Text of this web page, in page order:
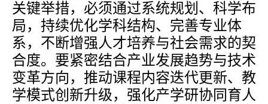
关键举措，必须通过系统规划、科学布
局，持续优化学科结构、完善专业体
系，不断增强人才培养与社会需求的契
合度。要紧密结合产业发展趋势与技术
变革方向，推动课程内容迭代更新、教
学模式创新升级，强化产学研协同育人